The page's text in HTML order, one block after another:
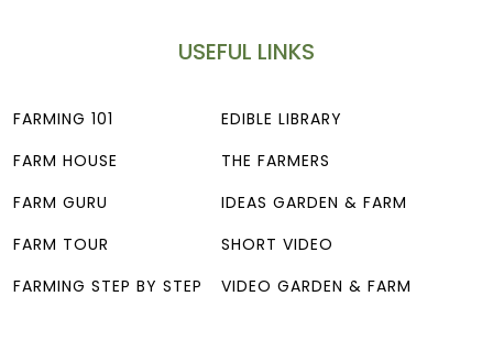
USEFUL LINKS
FARMING 101
FARM HOUSE
FARM GURU
FARM TOUR
FARMING STEP BY STEP
EDIBLE LIBRARY
THE FARMERS
IDEAS GARDEN & FARM
SHORT VIDEO
VIDEO GARDEN & FARM